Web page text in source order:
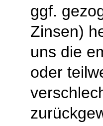
ggf.
Zinsen)
uns die
oder